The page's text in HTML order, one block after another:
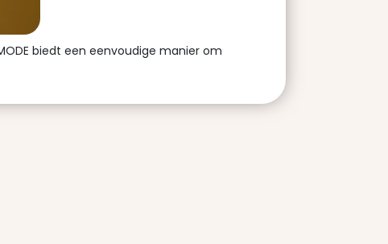
biedt een eenvoudige manier om